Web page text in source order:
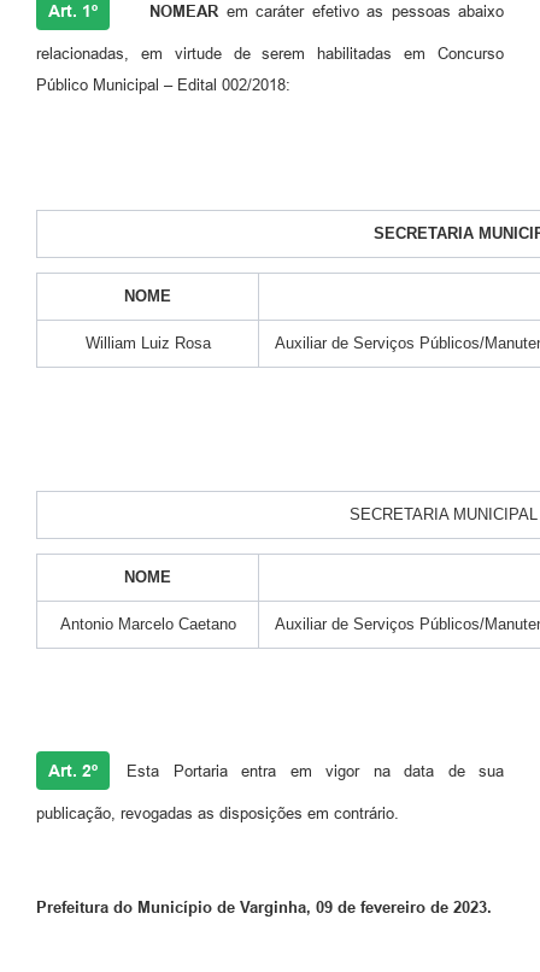
Art. 1º NOMEAR em caráter efetivo as pessoas abaixo
relacionadas, em virtude de serem habilitadas em Concurso
Público Municipal – Edital 002/2018:
SECRETARIA
NOME
William Luiz Rosa Auxiliar de Serviços Públicos/
SECRETARIA
NOME
Antonio Marcelo Caetano Auxiliar de Serviços Públicos/
Art. 2º Esta Portaria entra em vigor na data de sua
publicação, revogadas as disposições em contrário.
Prefeitura do Município de Varginha, 09 de fevereiro de 2023.